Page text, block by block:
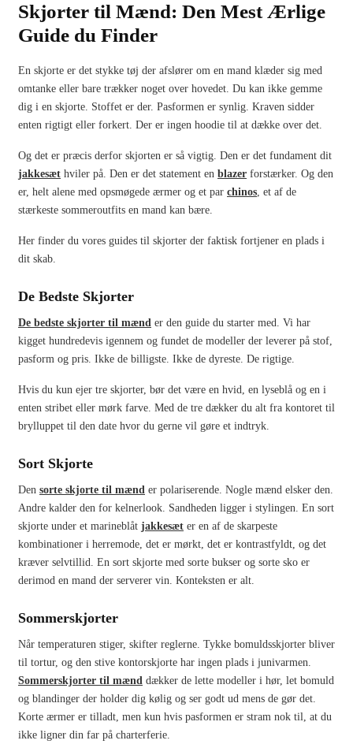
Skjorter til Mænd: Den Mest Ærlige
Guide du Finder
En skjorte er det stykke tøj der afslører om en mand klæder sig med
omtanke eller bare trækker noget over hovedet. Du kan ikke gemme
dig i en skjorte. Stoffet er der. Pasformen er synlig. Kraven sidder
enten rigtigt eller forkert. Der er ingen hoodie til at dække over det.
Og det er præcis derfor skjorten er så vigtig. Den er det fundament dit
jakkesæt hviler på. Den er det statement en blazer forstærker. Og den
er, helt alene med opsmøgede ærmer og et par chinos, et af de
stærkeste sommeroutfits en mand kan bære.
Her finder du vores guides til skjorter der faktisk fortjener en plads i
dit skab.
De Bedste Skjorter
De bedste skjorter til mænd er den guide du starter med. Vi har
kigget hundredevis igennem og fundet de modeller der leverer på stof,
pasform og pris. Ikke de billigste. Ikke de dyreste. De rigtige.
Hvis du kun ejer tre skjorter, bør det være en hvid, en lyseblå og en i
enten stribet eller mørk farve. Med de tre dækker du alt fra kontoret til
brylluppet til den date hvor du gerne vil gøre et indtryk.
Sort Skjorte
Den sorte skjorte til mænd er polariserende. Nogle mænd elsker den.
Andre kalder den for kelnerlook. Sandheden ligger i stylingen. En sort
skjorte under et marineblåt jakkesæt er en af de skarpeste
kombinationer i herremode, det er mørkt, det er kontrastfyldt, og det
kræver selvtillid. En sort skjorte med sorte bukser og sorte sko er
derimod en mand der serverer vin. Konteksten er alt.
Sommerskjorter
Når temperaturen stiger, skifter reglerne. Tykke bomuldsskjorter bliver
til tortur, og den stive kontorskjorte har ingen plads i junivarmen.
Sommerskjorter til mænd dækker de lette modeller i hør, let bomuld
og blandinger der holder dig kølig og ser godt ud mens de gør det.
Korte ærmer er tilladt, men kun hvis pasformen er stram nok til, at du
ikke ligner din far på charterferie.